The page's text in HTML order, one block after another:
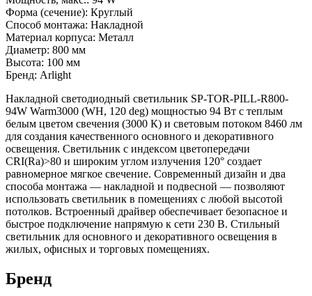
Форма (сечение): Круглый
Способ монтажа: Накладной
Материал корпуса: Металл
Диаметр: 800 мм
Высота: 100 мм
Бренд: Arlight
Накладной светодиодный светильник SP-TOR-PILL-R800-
94W Warm3000 (WH, 120 deg) мощностью 94 Вт с теплым
белым цветом свечения (3000 К) и световым потоком 8460 лм
для создания качественного основного и декоративного
освещения. Светильник с индексом цветопередачи
CRI(Ra)>80 и широким углом излучения 120° создает
равномерное мягкое свечение. Современный дизайн и два
способа монтажа — накладной и подвесной — позволяют
использовать светильник в помещениях с любой высотой
потолков. Встроенный драйвер обеспечивает безопасное и
быстрое подключение напрямую к сети 230 В. Стильный
светильник для основного и декоративного освещения в
жилых, офисных и торговых помещениях.
Бренд